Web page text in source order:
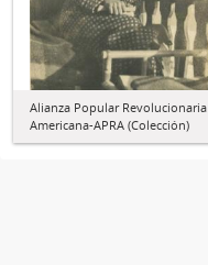
Alianza Popular Revolucionaria
Americana-APRA (Colección)